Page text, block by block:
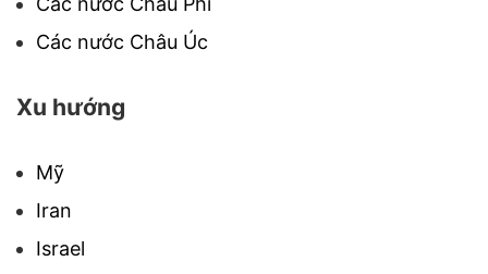
Các nước Châu Úc
Xu hướng
Mỹ
Iran
Israel